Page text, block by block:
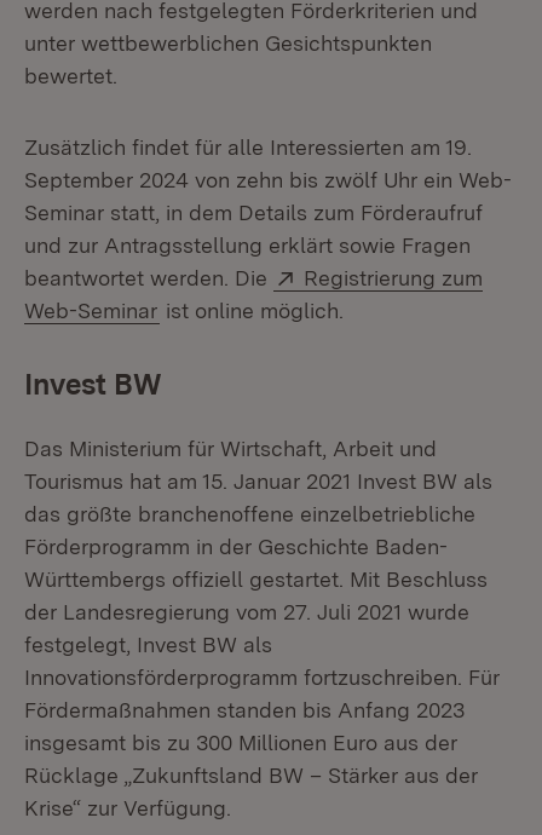
werden nach festgelegten Förderkriterien und
unter wettbewerblichen Gesichtspunkten
bewertet.
Zusätzlich findet für alle Interessierten am 19.
September 2024 von zehn bis zwölf Uhr ein Web-
Seminar statt, in dem Details zum Förderaufruf
und zur Antragsstellung erklärt sowie Fragen
beantwortet werden. Die
Extern:
Registrierung zum
Web-Seminar (Öffnet in neuem Fenster)
ist online möglich.
Invest BW
Das Ministerium für Wirtschaft, Arbeit und
Tourismus hat am 15. Januar 2021 Invest BW als
das größte branchenoffene einzelbetriebliche
Förderprogramm in der Geschichte Baden-
Württembergs offiziell gestartet. Mit Beschluss
der Landesregierung vom 27. Juli 2021 wurde
festgelegt, Invest BW als
Innovationsförderprogramm fortzuschreiben. Für
Fördermaßnahmen standen bis Anfang 2023
insgesamt bis zu 300 Millionen Euro aus der
Rücklage „Zukunftsland BW – Stärker aus der
Krise“ zur Verfügung.